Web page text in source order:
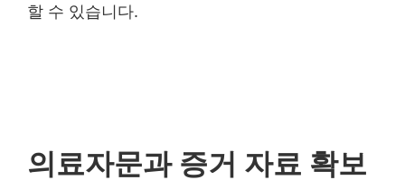
할 수 있습니다.
의료자문과 증거 자료 확보